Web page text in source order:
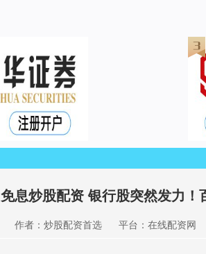
免息炒股配资 银行股突然发力！
作者：炒股配资首选 平台：在线配资网